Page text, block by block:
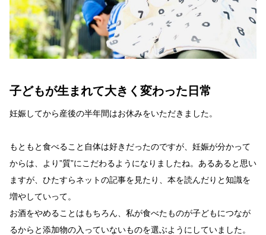
子どもが生まれて大きく変わった日常
妊娠してから産後の半年間はお休みをいただきました。
もともと食べること自体は好きだったのですが、妊娠が分かって
からは、より”質”にこだわるようになりましたね。あるあると思い
ますが、ひたすらネットの記事を見たり、本を読んだりと知識を
増やしていって。
お酒をやめることはもちろん、私が食べたものが子どもにつなが
るからと添加物の入っていないものを選ぶようにしていました。